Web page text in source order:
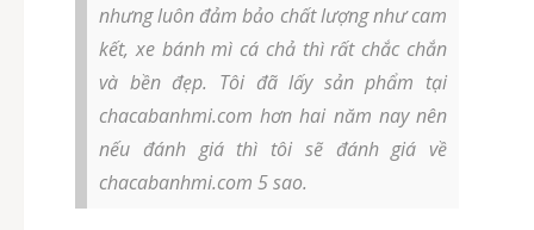
nhưng luôn đảm bảo chất lượng như cam
kết, xe bánh mì cá chả thì rất chắc chắn
và bền đẹp. Tôi đã lấy sản phẩm tại
chacabanhmi.com hơn hai năm nay nên
nếu đánh giá thì tôi sẽ đánh giá về
chacabanhmi.com 5 sao.